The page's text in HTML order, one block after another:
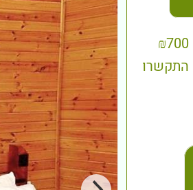
₪700
התקשרו